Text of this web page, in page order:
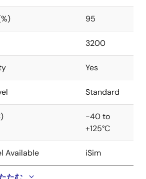
95
3200
Yes
Standard
-40 to
+125°C
Available iSim